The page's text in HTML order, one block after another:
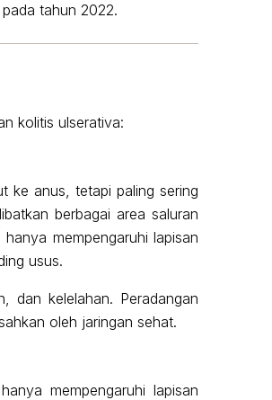
tahun 2022.
kolitis ulserativa:
ke anus, tetapi paling sering
berbagai area saluran
mempengaruhi lapisan
usus.
dan kelelahan. Peradangan
oleh jaringan sehat.
mempengaruhi lapisan